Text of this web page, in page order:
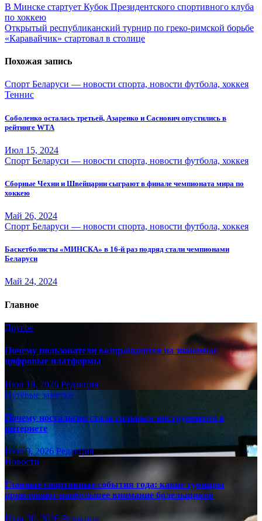
Навигация
по
записям
В Минске стартует Кубок Президентского спортивного клуба
по хоккею
Открытый республиканский турнир по греко-римской борьбе
«Каравайчик» стартовал в столице
Похожая запись
Спорт Беларуси — новости спорта, новости футбола, хоккея
Теннис
Соболенко осталась третьей, Азаренко и Саснович опустились в
рейтинге WTA
Июл 15, 2024
Спорт Беларуси — новости спорта, новости футбола, хоккея
Сборные Чехии и Швейцарии сыграют в финале чемпионата мира по
хоккею
Май 26, 2024
Спорт Беларуси — новости спорта, новости футбола, хоккея
Баскетболисты «МИНСКА» в 16-й раз подряд стали чемпионами
Беларуси
Май 24, 2024
Главное
Другое
Почему пользователи возвращаются на знакомые
цифровые платформы
Июл 18, 2026 Редакция
Путёвые заметки
Почему ностальгия стала сильным инструментом в
интернете
Июл 9, 2026 Редакция
Новости
Главные спортивные события года: какие турниры
привлекают наибольшее внимание болельщиков
Июн 30, 2026 Редакция